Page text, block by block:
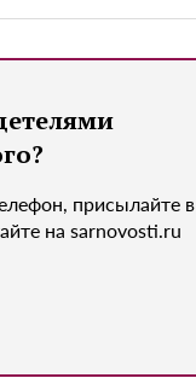
присылайте в
на sarnovosti.ru